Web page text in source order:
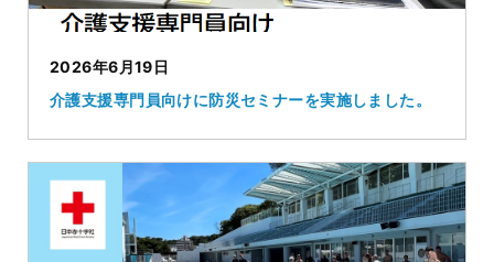
2026年6月19日
介護支援専門員向けに防災セミナーを実施しました。